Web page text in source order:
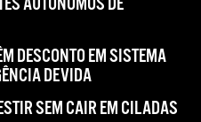
DESCONTO EM SISTEMA
DEVIDA
SEM CAIR EM CILADAS